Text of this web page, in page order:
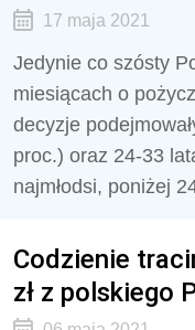
17 maja 2021
Jedynie co szósty
miesiącach o
decyzje
proc.) oraz 24-33
najmłodsi, poniżej
Codzienie
zł z polskiego